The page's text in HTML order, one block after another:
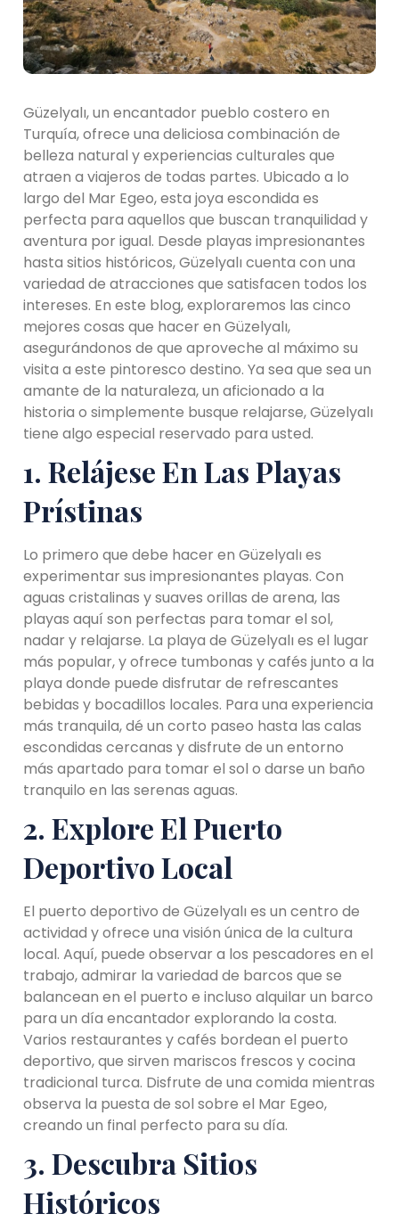
Güzelyalı, un encantador pueblo costero en
Turquía, ofrece una deliciosa combinación de
belleza natural y experiencias culturales que
atraen a viajeros de todas partes. Ubicado a lo
largo del Mar Egeo, esta joya escondida es
perfecta para aquellos que buscan tranquilidad y
aventura por igual. Desde playas impresionantes
hasta sitios históricos, Güzelyalı cuenta con una
variedad de atracciones que satisfacen todos los
intereses. En este blog, exploraremos las cinco
mejores cosas que hacer en Güzelyalı,
asegurándonos de que aproveche al máximo su
visita a este pintoresco destino. Ya sea que sea un
amante de la naturaleza, un aficionado a la
historia o simplemente busque relajarse, Güzelyalı
tiene algo especial reservado para usted.
1. Relájese En Las Playas
Prístinas
Lo primero que debe hacer en Güzelyalı es
experimentar sus impresionantes playas. Con
aguas cristalinas y suaves orillas de arena, las
playas aquí son perfectas para tomar el sol,
nadar y relajarse. La playa de Güzelyalı es el lugar
más popular, y ofrece tumbonas y cafés junto a la
playa donde puede disfrutar de refrescantes
bebidas y bocadillos locales. Para una experiencia
más tranquila, dé un corto paseo hasta las calas
escondidas cercanas y disfrute de un entorno
más apartado para tomar el sol o darse un baño
tranquilo en las serenas aguas.
2. Explore El Puerto
Deportivo Local
El puerto deportivo de Güzelyalı es un centro de
actividad y ofrece una visión única de la cultura
local. Aquí, puede observar a los pescadores en el
trabajo, admirar la variedad de barcos que se
balancean en el puerto e incluso alquilar un barco
para un día encantador explorando la costa.
Varios restaurantes y cafés bordean el puerto
deportivo, que sirven mariscos frescos y cocina
tradicional turca. Disfrute de una comida mientras
observa la puesta de sol sobre el Mar Egeo,
creando un final perfecto para su día.
3. Descubra Sitios
Históricos